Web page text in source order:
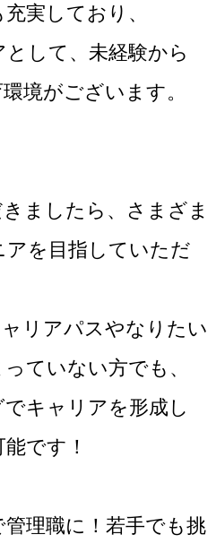
実しており、
して、未経験から
境がございます。
ましたら、さまざま
を目指していただ
リアパスやなりたい
ていない方でも、
キャリアを形成し
です！
管理職に！若手でも挑